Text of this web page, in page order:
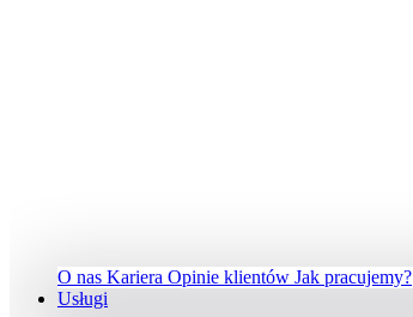
O nas Kariera Opinie klientów Jak pracujemy?
Usługi